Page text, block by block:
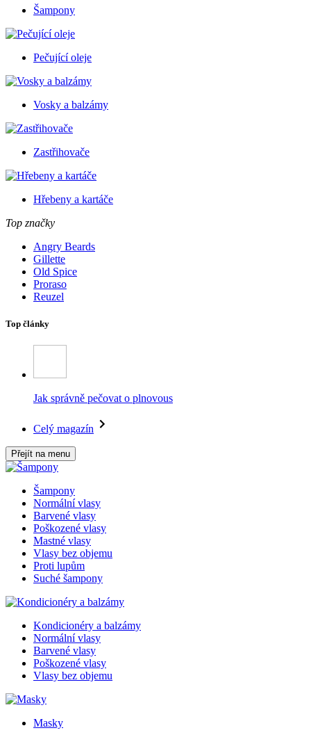
Šampony
Pečující oleje
Vosky a balzámy
Zastřihovače
Hřebeny a kartáče
Top značky
Angry Beards
Gillette
Old Spice
Proraso
Reuzel
Top články
Jak správně pečovat o plnovous
Celý magazín
Přejít na menu
Šampony
Normální vlasy
Barvené vlasy
Poškozené vlasy
Mastné vlasy
Vlasy bez objemu
Proti lupům
Suché šampony
Kondicionéry a balzámy
Normální vlasy
Barvené vlasy
Poškozené vlasy
Vlasy bez objemu
Masky